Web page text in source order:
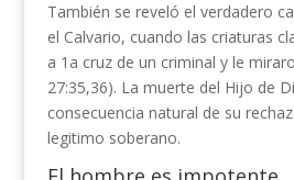
También se reveló el verdadero
el Calvario, cuando las criaturas
a 1a cruz de un criminal y le
27:35,36). La muerte del Hijo de
consecuencia natural de su
legitimo soberano.